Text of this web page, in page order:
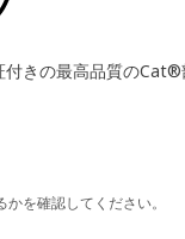
きの最高品質の
を確認してください。